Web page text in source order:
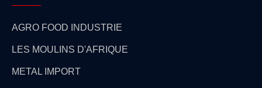
AGRO FOOD INDUSTRIE
LES MOULINS D'AFRIQUE
METAL IMPORT